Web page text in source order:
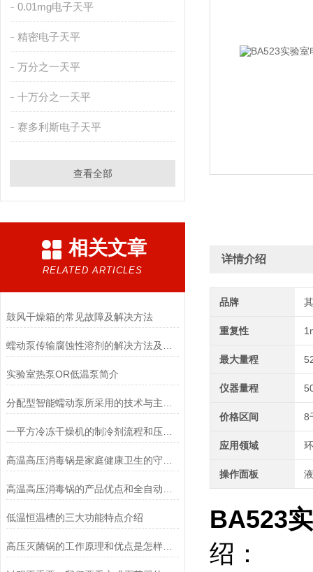
0.01mg电子天平
精密电子天平
万分之一天平
十万分之一天平
赛多利斯电子天平
查看全部
相关文章
RELATED ARTICLES
鼓风干燥箱的常见故障及解决方法
实验室热泵OR低温泵简介
一平方冷冻干燥机的制冷剂流程和压缩空气流程
低温恒温槽的三大功能特点介绍
高压灭菌锅的工作原理和优点是怎样的？
详情介绍
品牌
重复性
最大量程
仪器量程
价格区间 8
应用领域
操作面板
BA523
绍：